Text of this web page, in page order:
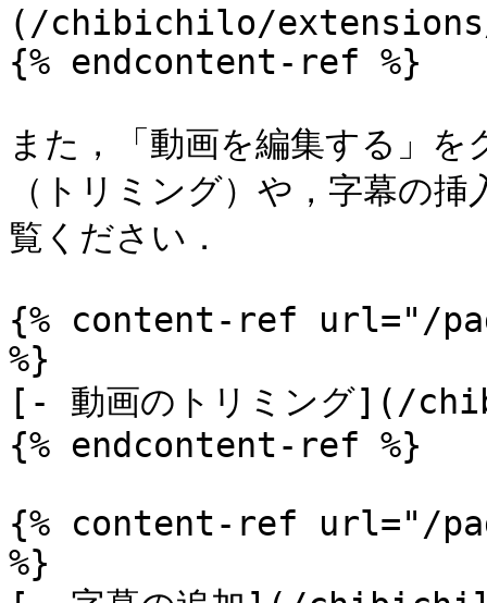
(/chibichilo/
{% endcontent-ref %}
また，「動画を編集する」
（トリミング）や，字幕の
覧ください．
{% content-ref url="/
%}
[- 動画のトリミング](/
{% endcontent-ref %}
{% content-ref url="/
%}